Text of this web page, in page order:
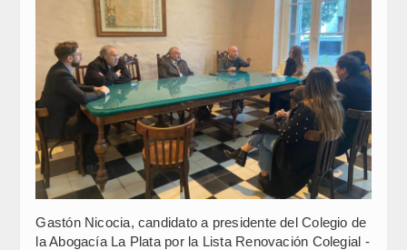
Gastón Nicocia, candidato a presidente del Colegio de
la Abogacía La Plata por la Lista Renovación Colegial -